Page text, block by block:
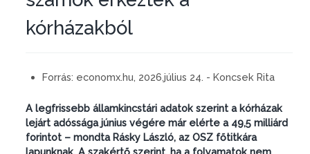
kórházakból
Forrás: economx.hu, 2026.július 24. - Koncsek Rita
A legfrissebb államkincstári adatok szerint a kórházak
lejárt adóssága június végére már elérte a 49,5 milliárd
forintot – mondta Rásky László, az OSZ főtitkára